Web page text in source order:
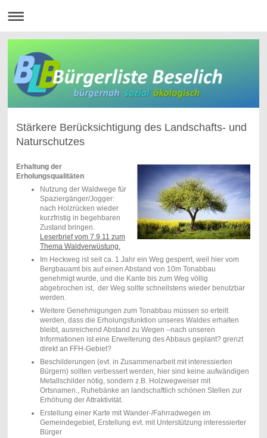
Stärkere Berücksichtigung des Landschafts- und
Naturschutzes
Erhaltung der
Erholungsqualitäten
Nutzung der Waldwege für
Spaziergänger/Jogger:
nach Holzrücken wieder
kurzfristig in begehbaren
Zustand bringen.
Leserbrief vom 7.9.11 zum
Thema Waldverwüstung.
Im Heckweg ist seit ca. 1 Jahr ein Weg gesperrt, weil hier vom
Bergbauamt bis auf einen Abstand von 10m Tonabbau
genehmigt wurde, und die Kante bis zum Weg völlig
abgebrochen ist, der Weg sollte schnellstens wieder benutzbar
werden.
Weitere Genehmigungen zum Tonabbau müssen so erteilt
werden, dass die Erholungsfunktion unseres Waldes erhalten
bleibt, ausreichend Abstand zu Wegen –nach unseren
Informationen ist eine Erweiterung des Abbaus geplant? grenzt
direkt an FFH-Gebiet?
Beschilderungen (evt. in Zusammenarbeit mit interessierten
Bürgern) sollten verbessert werden, hier sind keine aufwändigen
Metallschilder nötig, sondern z.B. Holzwegweiser mit
Ortsnamen., Ruhebänke an landschaftlich schönen Stellen zur
Erhöhung der Attraktivität.
Erstellung einer Karte mit Wander-/Fahrradwegen im
Gemeindegebiet, Erstellung evt. mit Unterstützung interessierter
Bürger